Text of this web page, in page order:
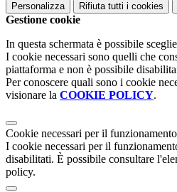
Personalizza Rifiuta tutti i cookies
Gestione cookie
In questa schermata è possibile
I cookie necessari sono quelli che
piattaforma e non è possibile
Per conoscere quali sono i cookie
visionare la COOKIE POLICY.
Cookie necessari per il funzionamento
I cookie necessari per il
disabilitati. È possibile consultare
policy.